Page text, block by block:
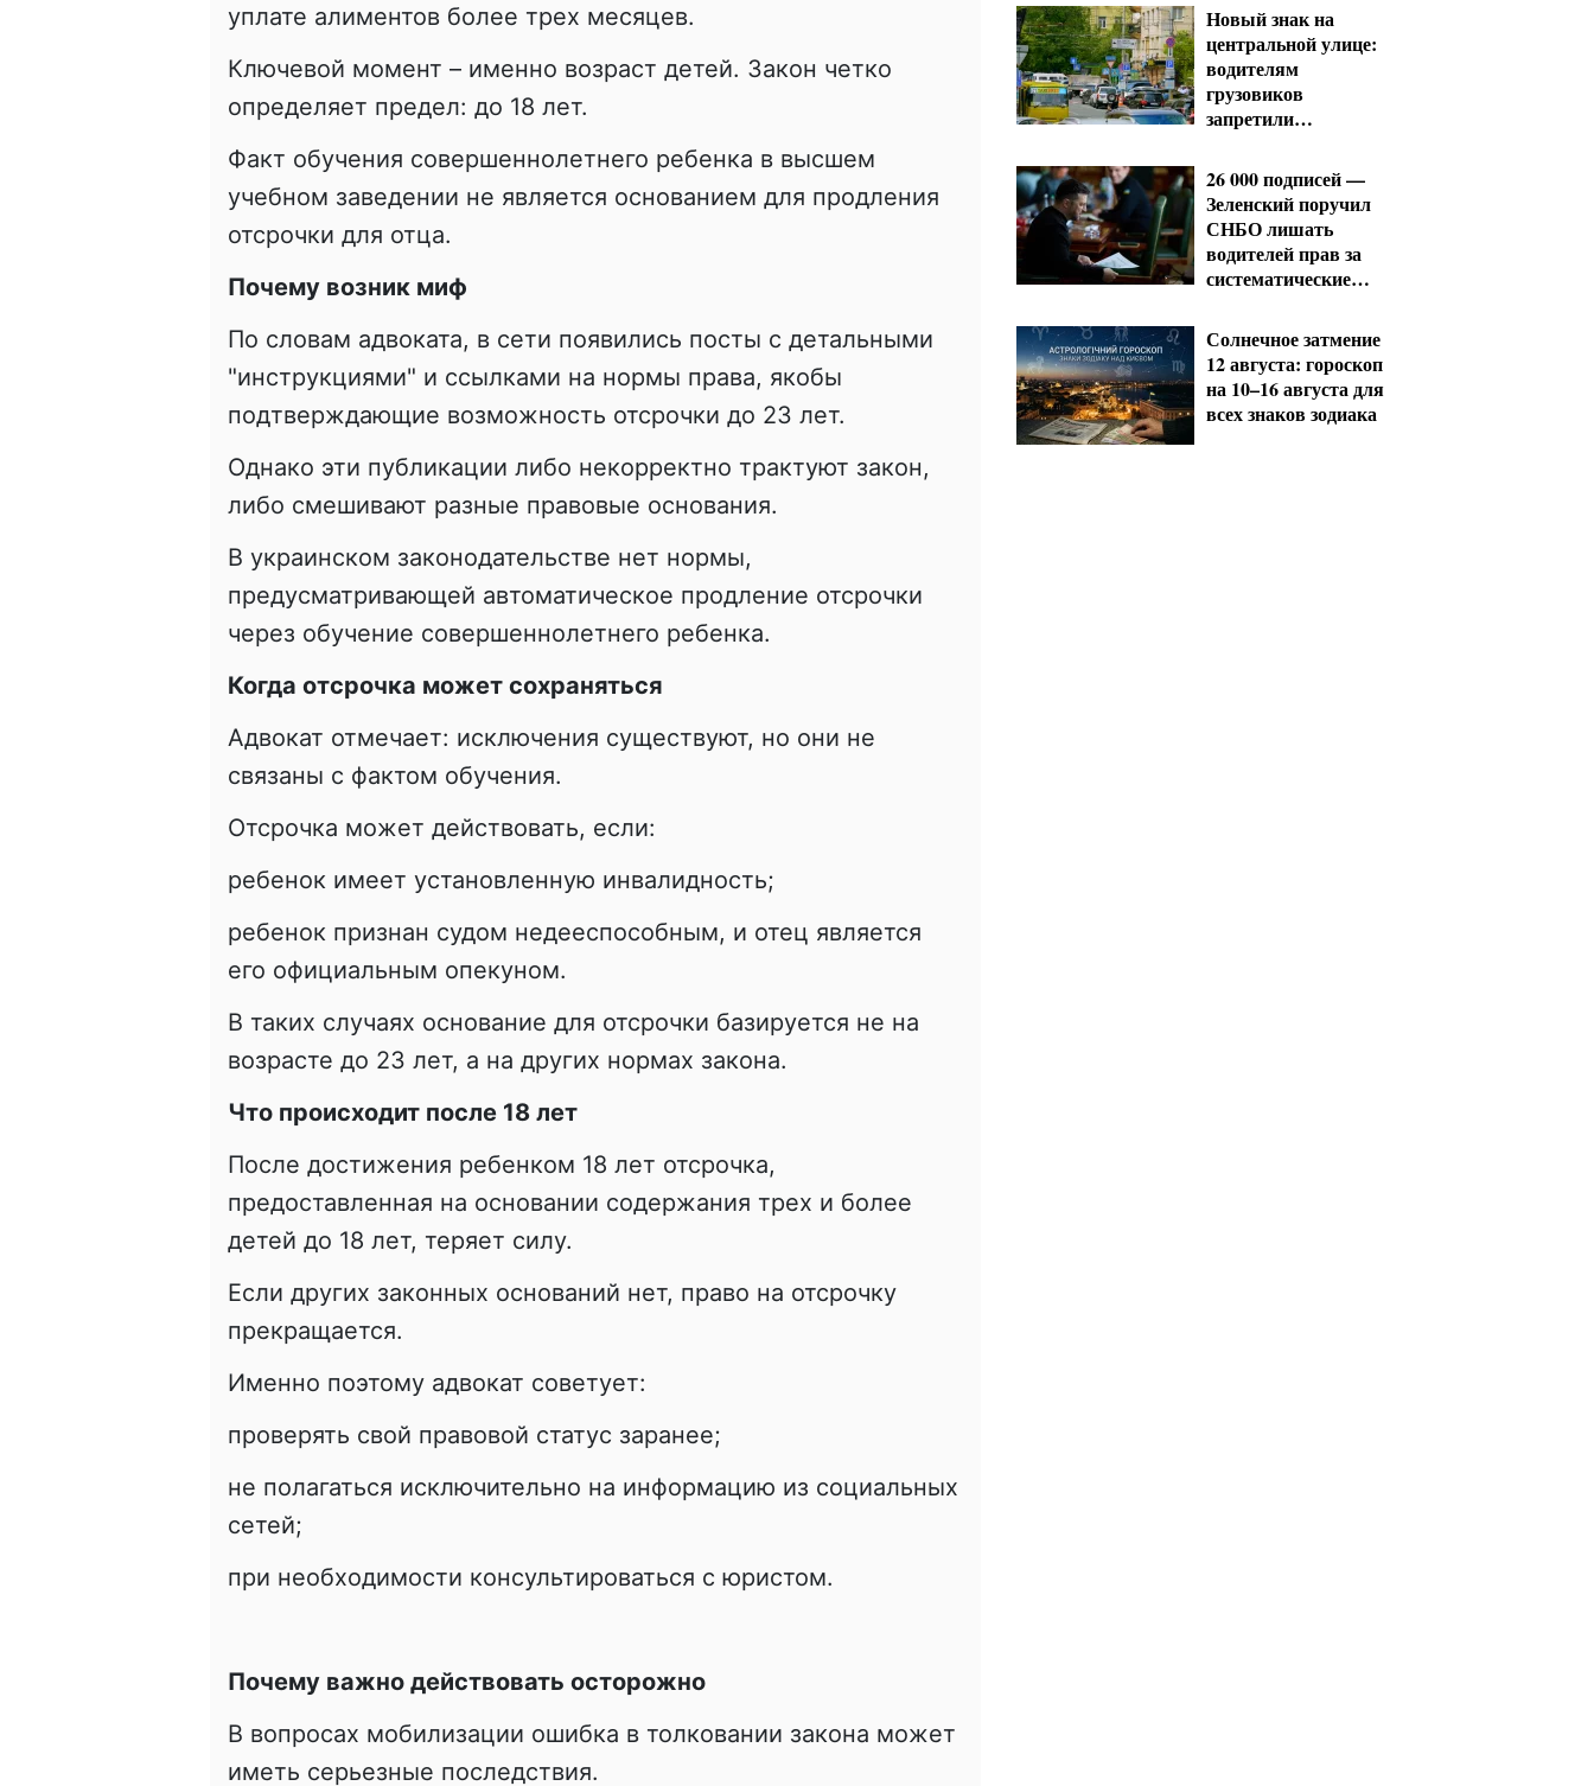
уплате алиментов более трех месяцев.
Ключевой момент – именно возраст детей. Закон четко
определяет предел: до 18 лет.
Факт обучения совершеннолетнего ребенка в высшем
учебном заведении не является основанием для продления
отсрочки для отца.
Почему возник миф
По словам адвоката, в сети появились посты с детальными
"инструкциями" и ссылками на нормы права, якобы
подтверждающие возможность отсрочки до 23 лет.
Однако эти публикации либо некорректно трактуют закон,
либо смешивают разные правовые основания.
В украинском законодательстве нет нормы,
предусматривающей автоматическое продление отсрочки
через обучение совершеннолетнего ребенка.
Когда отсрочка может сохраняться
Адвокат отмечает: исключения существуют, но они не
связаны с фактом обучения.
Отсрочка может действовать, если:
ребенок имеет установленную инвалидность;
ребенок признан судом недееспособным, и отец является
его официальным опекуном.
В таких случаях основание для отсрочки базируется не на
возрасте до 23 лет, а на других нормах закона.
Что происходит после 18 лет
После достижения ребенком 18 лет отсрочка,
предоставленная на основании содержания трех и более
детей до 18 лет, теряет силу.
Если других законных оснований нет, право на отсрочку
прекращается.
Именно поэтому адвокат советует:
проверять свой правовой статус заранее;
не полагаться исключительно на информацию из социальных
сетей;
при необходимости консультироваться с юристом.
Почему важно действовать осторожно
В вопросах мобилизации ошибка в толковании закона может
иметь серьезные последствия.
Новый знак на
центральной улице:
водителям
грузовиков
запретили
до 680 грн
26 000 подписей —
Зеленский поручил
СНБО лишать
водителей прав за
систематические
Солнечное затмение
12 августа: гороскоп
на 10–16 августа для
всех знаков зодиака